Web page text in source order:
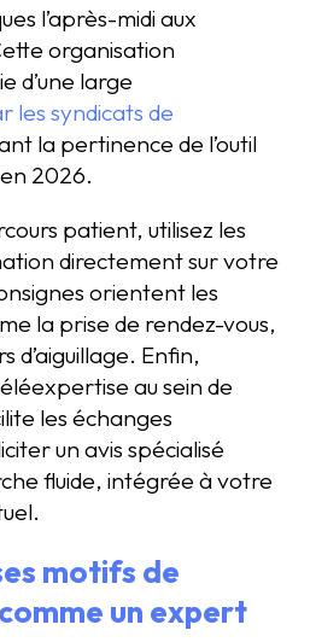
l’après-midi aux
organisation
d’une large
les syndicats de
la pertinence de l’outil
2026.
patient, utilisez les
directement sur votre
orientent les
la prise de rendez-vous,
d’aiguillage. Enfin,
au sein de
les échanges
un avis spécialisé
fluide, intégrée à votre
motifs de
un expert